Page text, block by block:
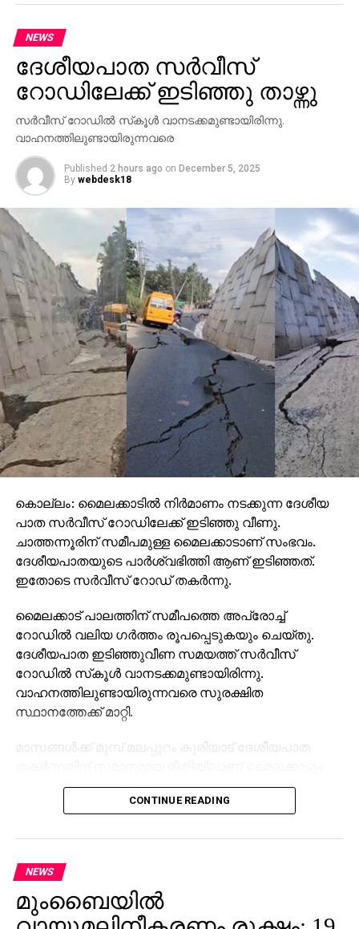
NEWS
ദേശീയപാത സര്‍വീസ്
റോഡിലേക്ക് ഇടിഞ്ഞു താഴ്ന്നു
സര്‍വീസ് റോഡില്‍ സ്‌കൂള്‍ വാനടക്കമുണ്ടായിരിന്നു.
വാഹനത്തിലുണ്ടായിരുന്നവരെ
Published 2 hours ago on December 5, 2025
By webdesk18
കൊല്ലം: മൈലക്കാടില്‍ നിര്‍മാണം നടക്കുന്ന ദേശീയ
പാത സര്‍വീസ് റോഡിലേക്ക് ഇടിഞ്ഞു വീണു.
ചാത്തന്നൂരിന് സമീപമുള്ള മൈലക്കാടാണ് സംഭവം.
ദേശീയപാതയുടെ പാര്‍ശ്വഭിത്തി ആണ് ഇടിഞ്ഞത്.
ഇതോടെ സര്‍വീസ് റോഡ് തകര്‍ന്നു.
മൈലക്കാട് പാലത്തിന് സമീപത്തെ അപ്രോച്ച്
റോഡില്‍ വലിയ ഗര്‍ത്തം രൂപപ്പെടുകയും ചെയ്തു.
ദേശീയപാത ഇടിഞ്ഞുവീണ സമയത്ത് സര്‍വീസ്
റോഡില്‍ സ്‌കൂള്‍ വാനടക്കമുണ്ടായിരിന്നു.
വാഹനത്തിലുണ്ടായിരുന്നവരെ സുരക്ഷിത
സ്ഥാനത്തേക്ക് മാറ്റി.
മാസങ്ങള്‍ക്ക് മുമ്പ് മലപ്പുറം കൂരിയാട് ദേശീയപാത
ഉണ്ടായിരിക്കുന്നത്. നിര്‍മാണം നടക്കുന്ന
ദേശീയപാതയുടെ ഭാഗം താഴേക്ക് ഇടിയുകയായിരുന്നു.
തിരക്കേറിയ സമയത്താണ് അപകടമുണ്ടായത്.
നിര്‍മാണ പ്രവൃത്തികള്‍ ഏകദേശം
പൂര്‍ണമായിക്കൊണ്ടിരിക്കുന്ന സമയത്താണ് അപകടം.
സംഭവത്തെ തുടര്‍ന്ന് ഗതാഗതത്തിന്
CONTINUE READING
NEWS
മുംബൈയില്‍